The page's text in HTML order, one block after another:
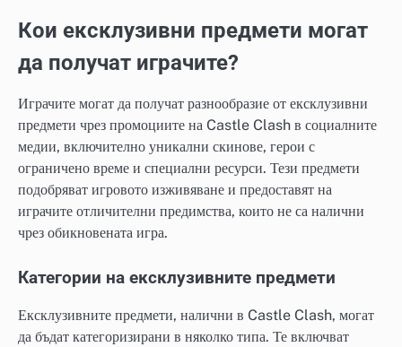
Кои ексклузивни предмети могат
да получат играчите?
Играчите могат да получат разнообразие от ексклузивни
предмети чрез промоциите на Castle Clash в социалните
медии, включително уникални скинове, герои с
ограничено време и специални ресурси. Тези предмети
подобряват игровото изживяване и предоставят на
играчите отличителни предимства, които не са налични
чрез обикновената игра.
Категории на ексклузивните предмети
Ексклузивните предмети, налични в Castle Clash, могат
да бъдат категоризирани в няколко типа. Те включват